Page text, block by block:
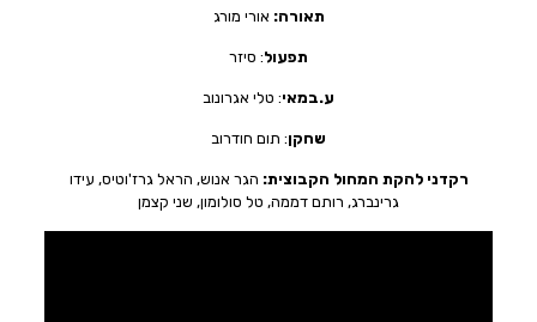
תאורה: אורי מורג
תפעול: סיזר
ע.במאי: טלי אגרונוב
שחקן: תום חודרוב
רקדני להקת המחול הקבוצית: הגר אנוש, הראל גרז'וטיס, עידו
גרינברג, רותם דממה, טל סולומון, שני קצמן